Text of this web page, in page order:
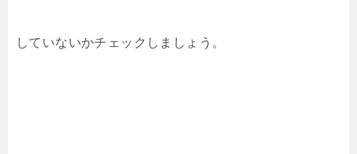
していないかチェックしましょう。